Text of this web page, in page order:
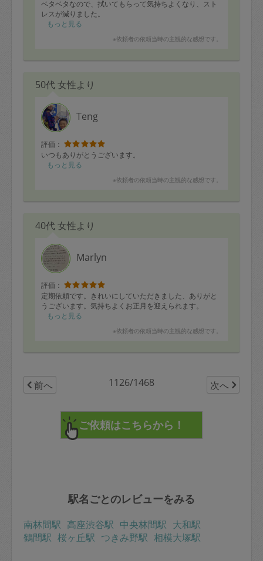
ベタベタなので、拭いてもらって気持ちよくなり、スト
レスが減りました。
もっと見る
※依頼者の依頼当時の主観的な感想です。
50代 女性より
Teng
評価：
いつもありがとうございます。
もっと見る
※依頼者の依頼当時の主観的な感想です。
40代 女性より
Marlyn
評価：
定期依頼です。きれいにしていただきました、ありがと
うございます。気持ちよくお正月を迎えられます。
もっと見る
※依頼者の依頼当時の主観的な感想です。
前へ 1126/1468 次へ
駅名ごとのレビューをみる
南林間駅 高座渋谷駅 中央林間駅 大和駅
鶴間駅 桜ヶ丘駅 つきみ野駅 相模大塚駅